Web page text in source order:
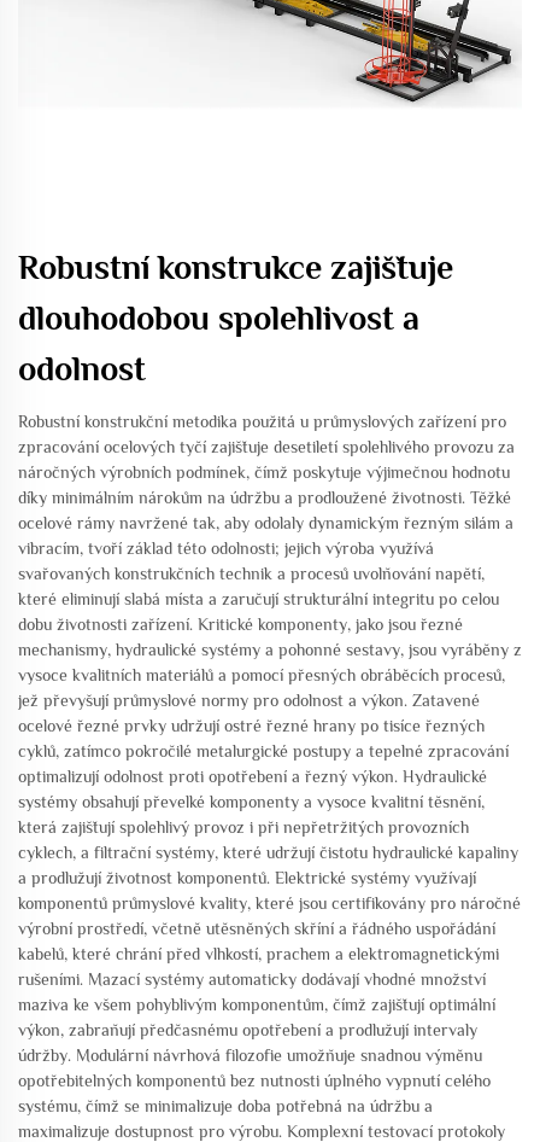
Robustní konstrukce zajišťuje
dlouhodobou spolehlivost a
odolnost
Robustní konstrukční metodika použitá u průmyslových zařízení pro
zpracování ocelových tyčí zajišťuje desetiletí spolehlivého provozu za
náročných výrobních podmínek, čímž poskytuje výjimečnou hodnotu
díky minimálním nárokům na údržbu a prodloužené životnosti. Těžké
ocelové rámy navržené tak, aby odolaly dynamickým řezným silám a
vibracím, tvoří základ této odolnosti; jejich výroba využívá
svařovaných konstrukčních technik a procesů uvolňování napětí,
které eliminují slabá místa a zaručují strukturální integritu po celou
dobu životnosti zařízení. Kritické komponenty, jako jsou řezné
mechanismy, hydraulické systémy a pohonné sestavy, jsou vyráběny z
vysoce kvalitních materiálů a pomocí přesných obráběcích procesů,
jež převyšují průmyslové normy pro odolnost a výkon. Zatavené
ocelové řezné prvky udržují ostré řezné hrany po tisíce řezných
cyklů, zatímco pokročilé metalurgické postupy a tepelné zpracování
optimalizují odolnost proti opotřebení a řezný výkon. Hydraulické
systémy obsahují převelké komponenty a vysoce kvalitní těsnění,
která zajišťují spolehlivý provoz i při nepřetržitých provozních
cyklech, a filtrační systémy, které udržují čistotu hydraulické kapaliny
a prodlužují životnost komponentů. Elektrické systémy využívají
komponentů průmyslové kvality, které jsou certifikovány pro náročné
výrobní prostředí, včetně utěsněných skříní a řádného uspořádání
kabelů, které chrání před vlhkostí, prachem a elektromagnetickými
rušeními. Mazací systémy automaticky dodávají vhodné množství
maziva ke všem pohyblivým komponentům, čímž zajišťují optimální
výkon, zabraňují předčasnému opotřebení a prodlužují intervaly
údržby. Modulární návrhová filozofie umožňuje snadnou výměnu
opotřebitelných komponentů bez nutnosti úplného vypnutí celého
systému, čímž se minimalizuje doba potřebná na údržbu a
maximalizuje dostupnost pro výrobu. Komplexní testovací protokoly